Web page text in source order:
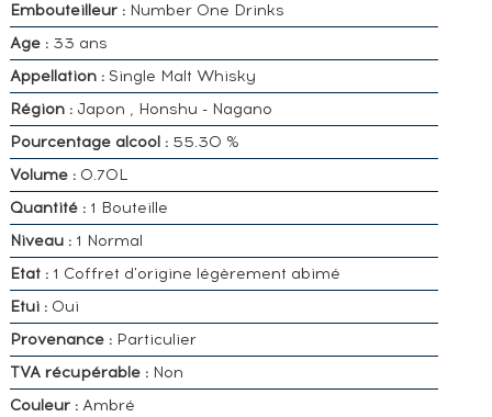
Embouteilleur :Number One Drinks
Age :33 ans
Appellation :Single Malt Whisky
Région : Japon , Honshu - Nagano
Pourcentage alcool :55.30 %
Volume : 0.70L
Quantité :1 Bouteille
Niveau :1 Normal
Etat :1 Coffret d'origine légèrement abimé
Etui :Oui
Provenance :Particulier
TVA récupérable :Non
Couleur :Ambré